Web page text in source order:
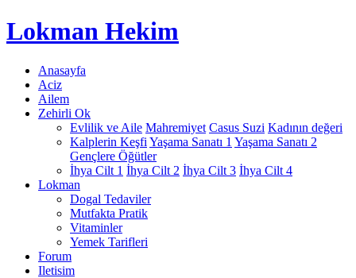
Lokman Hekim
Anasayfa
Aciz
Ailem
Zehirli Ok
Evlilik ve Aile Mahremiyet Casus Suzi Kadının değeri
Kalplerin Keşfi Yaşama Sanatı 1 Yaşama Sanatı 2
Gençlere Öğütler
İhya Cilt 1 İhya Cilt 2 İhya Cilt 3 İhya Cilt 4
Lokman
Dogal Tedaviler
Mutfakta Pratik
Vitaminler
Yemek Tarifleri
Forum
Iletisim